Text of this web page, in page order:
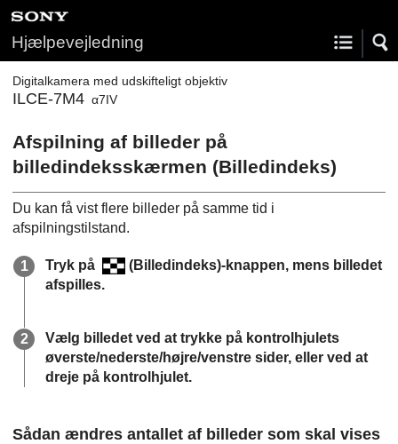
Hjælpevejledning
Digitalkamera med udskifteligt objektiv
ILCE-7M4 α7IV
Afspilning af billeder på
billedindeksskærmen (Billedindeks)
Du kan få vist flere billeder på samme tid i
afspilningstilstand.
Tryk på (Billedindeks)-knappen, mens billedet
afspilles.
Vælg billedet ved at trykke på kontrolhjulets
øverste/nederste/højre/venstre sider, eller ved at
dreje på kontrolhjulet.
Sådan ændres antallet af billeder som skal vises